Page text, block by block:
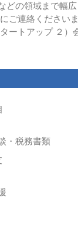
どの領域まで幅
ご連絡ください
ートアップ ２）
・税務書類